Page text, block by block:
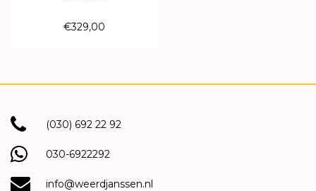
€329,00
(030) 692 22 92
030-6922292
info@weerdjanssen.nl